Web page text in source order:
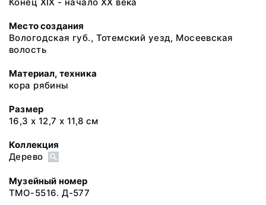
Место создания
Вологодская губ., Тотемский уезд, Мосеевская
волость
Материал, техника
кора рябины
Размер
16,3 х 12,7 х 11,8 см
Коллекция
Дерево
Музейный номер
ТМО-5516. Д-577